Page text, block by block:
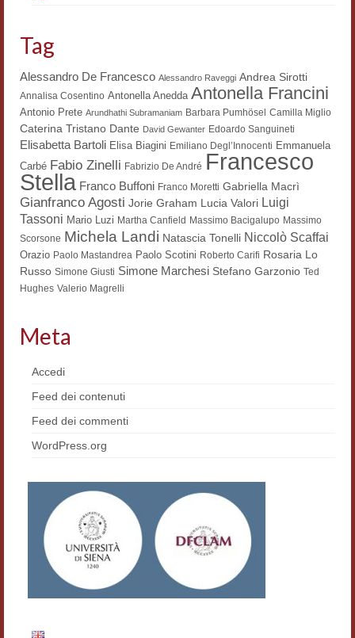
Pubblicazioni
Hagiographica Coreana
Koreanische Literatur und Kultur
Scrittori latini dell’Europa medioevale
Testi Mediolatini
Altri volumi
Atti di convegno
Semicerchio
Numeri
Saggi e testi online
Poesia inglese postcoloniale
Comitato scientifico
Norme etiche e redazionali
Tag
Alessandro De Francesco Alessandro Raveggi Andrea Sirotti
Annalisa Cosentino Antonella Anedda Antonella Francini
Antonio Prete Arundhathi Subramaniam Barbara Pumhösel Camilla Miglio
Caterina Tristano Dante David Gewanter Edoardo Sanguineti
Elisabetta Bartoli Elisa Biagini Emiliano Degl’Innocenti Emmanuela
Carbé Fabio Zinelli Fabrizio De André Francesco
Stella Franco Buffoni Franco Moretti Gabriella Macrì
Gianfranco Agosti Jorie Graham Lucia Valori Luigi
Tassoni Mario Luzi Martha Canfield Massimo Bacigalupo Massimo
Scorsone Michela Landi Natascia Tonelli Niccolò Scaffai
Orazio Paolo Mastandrea Paolo Scotini Roberto Carifi Rosaria Lo
Russo Simone Giusti Simone Marchesi Stefano Garzonio Ted
Hughes Valerio Magrelli
Meta
Accedi
Feed dei contenuti
Feed dei commenti
WordPress.org